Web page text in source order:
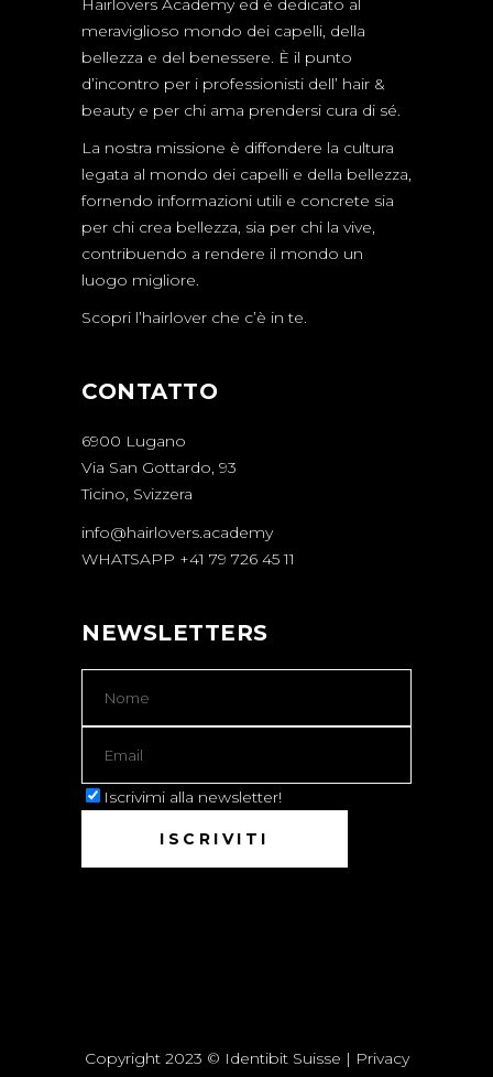
Hairlovers Academy ed è dedicato al
meraviglioso mondo dei capelli, della
bellezza e del benessere. È il punto
d’incontro per i professionisti dell’ hair &
beauty e per chi ama prendersi cura di sé.
La nostra missione è diffondere la cultura
legata al mondo dei capelli e della bellezza,
fornendo informazioni utili e concrete sia
per chi crea bellezza, sia per chi la vive,
contribuendo a rendere il mondo un
luogo migliore.
Scopri l’hairlover che c’è in te.
CONTATTO
6900 Lugano
Via San Gottardo, 93
Ticino, Svizzera
info@hairlovers.academy
WHATSAPP +41 79 726 45 11
NEWSLETTERS
Iscrivimi alla newsletter!
Copyright 2023 © Identibit Suisse | Privacy